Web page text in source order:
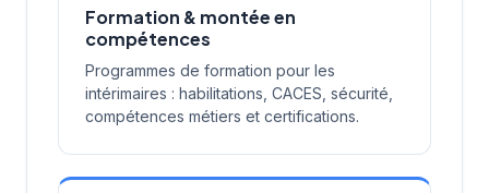
Formation & montée en
compétences
Programmes de formation pour les
intérimaires : habilitations, CACES, sécurité,
compétences métiers et certifications.